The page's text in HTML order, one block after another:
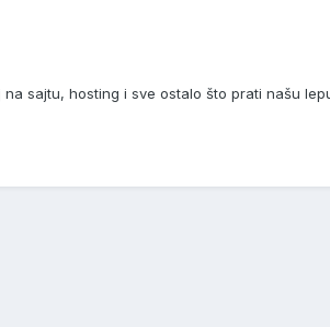
sajtu, hosting i sve ostalo što prati našu